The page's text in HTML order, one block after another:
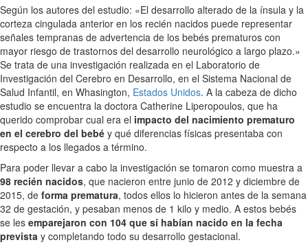
Según los autores del estudio: «El desarrollo alterado de la ínsula y la
corteza cingulada anterior en los recién nacidos puede representar
señales tempranas de advertencia de los bebés prematuros con
mayor riesgo de trastornos del desarrollo neurológico a largo plazo.»
Se trata de una investigación realizada en el Laboratorio de
Investigación del Cerebro en Desarrollo, en el Sistema Nacional de
Salud Infantil, en Whasington, Estados Unidos. A la cabeza de dicho
estudio se encuentra la doctora Catherine Liperopoulos, que ha
querido comprobar cual era el impacto del nacimiento prematuro
en el cerebro del bebé y qué diferencias físicas presentaba con
respecto a los llegados a término.
Para poder llevar a cabo la investigación se tomaron como muestra a
98 recién nacidos, que nacieron entre junio de 2012 y diciembre de
2015, de forma prematura, todos ellos lo hicieron antes de la semana
32 de gestación, y pesaban menos de 1 kilo y medio. A estos bebés
se les emparejaron con 104 que sí habían nacido en la fecha
prevista y completando todo su desarrollo gestacional.